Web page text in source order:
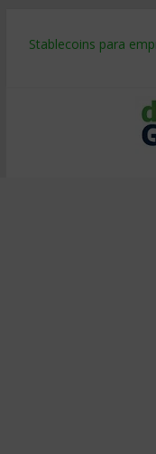
Stablecoins para
Despido silencioso:
IA en selección de
Trabajo forzoso en
Mercado hispano de